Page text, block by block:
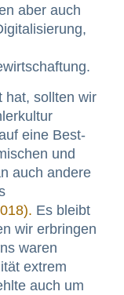
aber auch
hat, sollten wir
eine Best-
und
auch andere
Es bleibt
wir erbringen
waren
extrem
auch um